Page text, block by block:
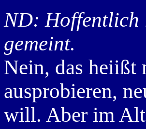
ND: Hoffentlich
gemeint.
Nein, das heiißt
ausprobieren,
will. Aber im